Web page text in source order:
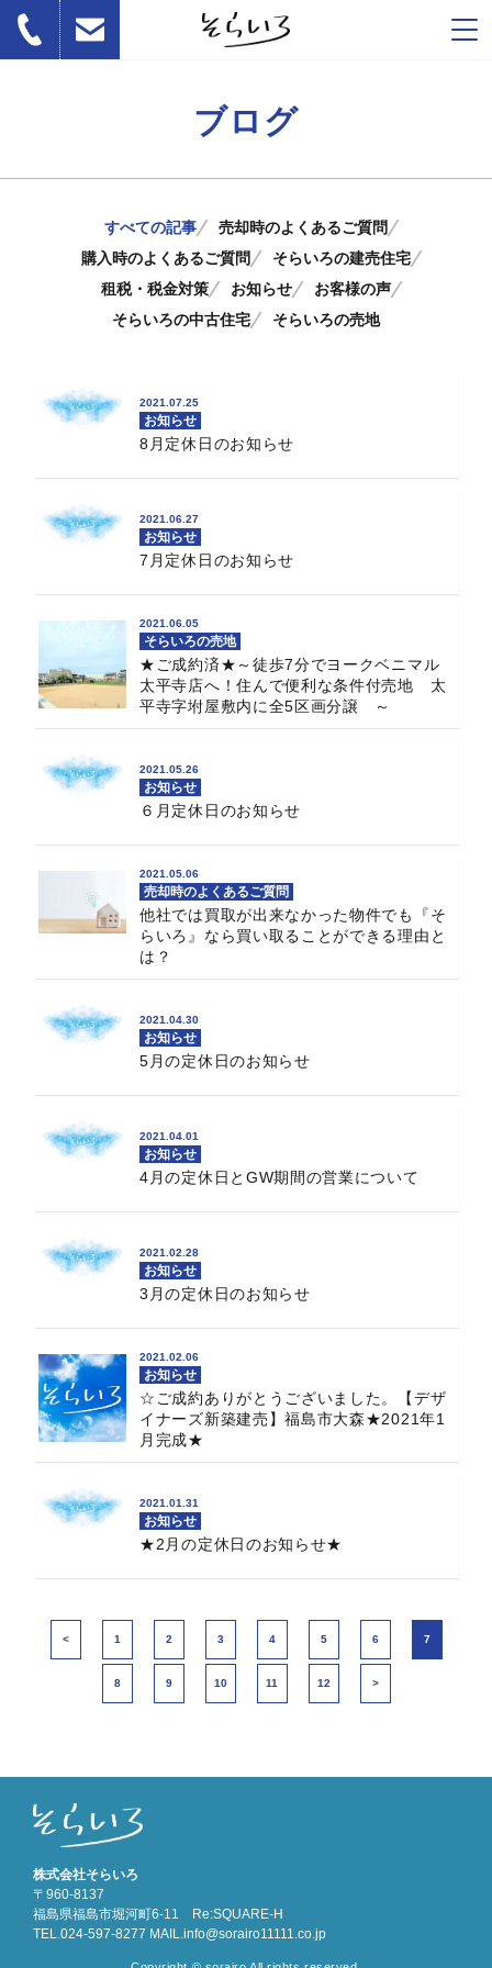
ブログ
すべての記事
売却時のよくあるご質問
購入時のよくあるご質問
そらいろの建売住宅
租税・税金対策
お知らせ
お客様の声
そらいろの中古住宅
そらいろの売地
2021.07.25
お知らせ
8月定休日のお知らせ
2021.06.27
お知らせ
7月定休日のお知らせ
2021.06.05
そらいろの売地
★ご成約済★～徒歩7分でヨークベニマル
太平寺店へ！住んで便利な条件付売地 太
平寺字坿屋敷内に全5区画分譲 ～
2021.05.26
お知らせ
６月定休日のお知らせ
2021.05.06
売却時のよくあるご質問
他社では買取が出来なかった物件でも『そ
らいろ』なら買い取ることができる理由と
は？
2021.04.30
お知らせ
5月の定休日のお知らせ
2021.04.01
お知らせ
4月の定休日とGW期間の営業について
2021.02.28
お知らせ
3月の定休日のお知らせ
2021.02.06
お知らせ
☆ご成約ありがとうございました。【デザ
イナーズ新築建売】福島市大森★2021年1
月完成★
2021.01.31
お知らせ
★2月の定休日のお知らせ★
1 2 3 4 5 6 7
8 9 10 11 12
株式会社そらいろ
〒960-8137
福島県福島市堀河町6-11 Re:SQUARE-H
TEL.024-597-8277 MAIL.info@sorairo11111.co.jp